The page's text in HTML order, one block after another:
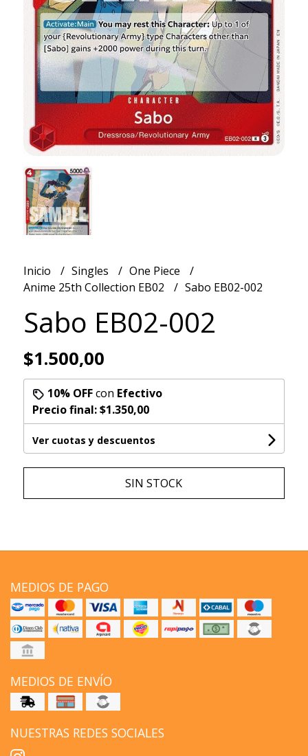
Inicio Singles
One Piece
Anime 25th Collection EB02
Sabo EB02-002
Sabo EB02-002
$1.500,00
10% OFFcon Efectivo
Precio final:$1.350,00
Ver cuotas y descuentos
SIN STOCK
MEDIOS DE PAGO
MEDIOS DE ENVÍO
NUESTRAS REDES SOCIALES